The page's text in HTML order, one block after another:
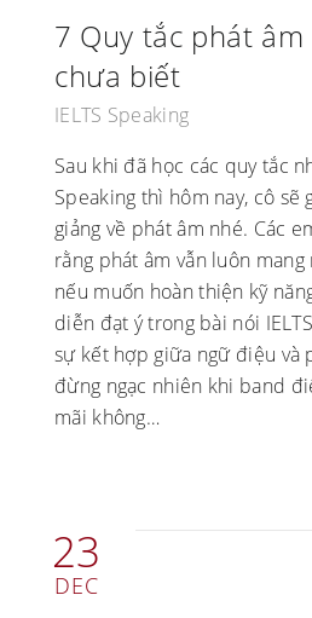
7 Quy tắc phát
chưa biết
IELTS Speaking
Sau khi đã học các quy tắc
Speaking thì hôm nay, cô sẽ
giảng về phát âm nhé. Các
rằng phát âm vẫn luôn
nếu muốn hoàn thiện kỹ
diễn đạt ý trong bài nói
sự kết hợp giữa ngữ điệu và
đừng ngạc nhiên khi band
mãi không…
23
DEC